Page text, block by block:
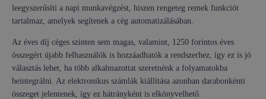
leegyszerűsíti a napi munkavégzést, hiszen rengeteg remek funkciót
tartalmaz, amelyek segítenek a cég automatizálásában.
Az éves díj céges szinten sem magas, valamint, 1250 forintos éves
összegért újabb felhasználók is hozzáadhatók a rendszerhez, így ez is jó
választás lehet, ha több alkalmazottat szeretnénk a folyamatokba
beintegrálni. Az elektronikus számlák kiállítása azonban darabonkénti
összeget jelentenek, így ez hátrányként is elkönyvelhető.